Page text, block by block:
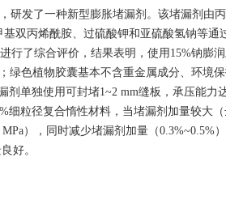
研发了一种新型膨胀堵漏剂。该堵漏剂由
双丙烯酰胺、过硫酸钾和亚硫酸氢钠等通
行了综合评价，结果表明，使用15%钠膨
绿色植物胶囊基本不含重金属成分、环境
单独使用可封堵1~2 mm缝板，承压能力
细粒径复合惰性材料，当堵漏剂加量较大
），同时减少堵漏剂加量（0.3%~0.5%
好。